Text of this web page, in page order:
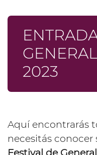
2023
Aquí encontrarás
necesitás conocer